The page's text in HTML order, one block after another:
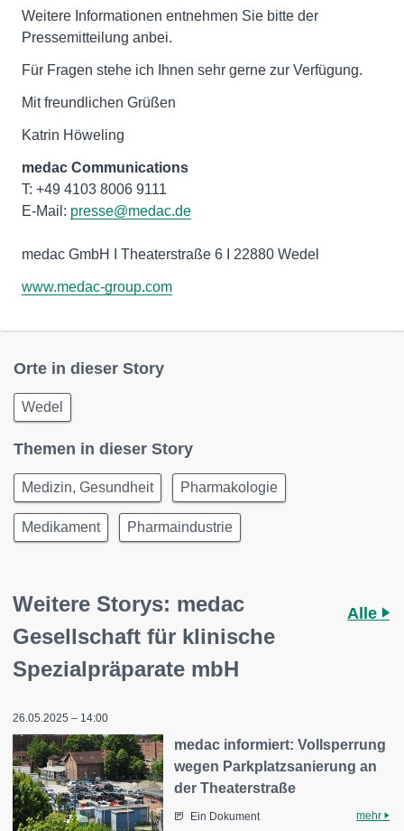
Weitere Informationen entnehmen Sie bitte der
Pressemitteilung anbei.
Für Fragen stehe ich Ihnen sehr gerne zur Verfügung.
Mit freundlichen Grüßen
Katrin Höweling
medac Communications
T: +49 4103 8006 9111
E-Mail: presse@medac.de
medac GmbH I Theaterstraße 6 I 22880 Wedel
www.medac-group.com
Orte in dieser Story
Wedel
Themen in dieser Story
Medizin, Gesundheit Pharmakologie
Medikament Pharmaindustrie
Weitere Storys: medac
Gesellschaft für klinische
Spezialpräparate mbH
Alle
26.05.2025 – 14:00
medac informiert: Vollsperrung
wegen Parkplatzsanierung an
der Theaterstraße
Ein Dokument mehr